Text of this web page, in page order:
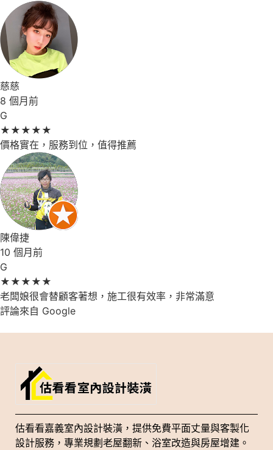
慈慈
8 個月前
G
★ ★ ★ ★ ★
價格實在，服務到位，值得推薦
陳偉捷
10 個月前
G
★ ★ ★ ★ ★
老闆娘很會替顧客著想，施工很有效率，非常滿意
評論來自 Google
估看看嘉義室內設計裝潢，提供免費平面丈量與客製化
設計服務，專業規劃老屋翻新、浴室改造與房屋增建。